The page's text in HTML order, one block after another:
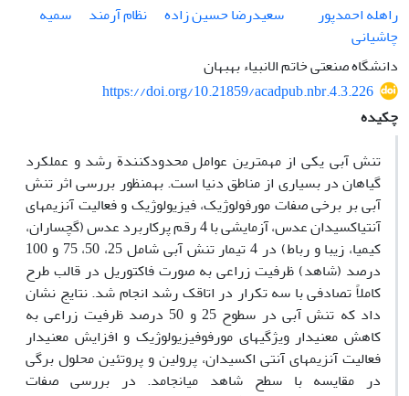
راهله احمدپور
سعیدرضا حسین زاده نظام آرمند
سمیه
چاشیانی
دانشگاه صنعتی خاتم الانبیاء بهبهان
https://doi.org/10.21859/acadpub.nbr.4.3.226
چکیده
تنش آبی یکی ازمهم­ترین عواملمحدودکنندة رشد و عمل­کرد
گیاهاندربسیاری ازمناطقدنیا است.به­منظور بررسیاثرتنش
آبیبربرخیصفاتمورفولوژیک، فیزیولوژیک و فعالیت آنزیم­های
آنتی­اکسیدانعدس، آزمایشی با4رقمپرکاربرد عدس (گچساران،
کیمیا، زیبا و رباط) در4تیمارتنشآبی
شامل 25، 50، 75 و 100
درصد (شاهد) ظرفیت زراعی به صورتفاکتوریل درقالبطرح
کاملاًتصادفیبا سهتکرار در اتاقک رشد انجامشد.نتایج نشان
داد که تنش آبی در سطوح 25 و 50 درصد ظرفیت زراعی به
کاهش معنی­دار ویژگی­های مورفوفیزیولوژیک و افزایش معنی­دار
فعالیت آنزیم­های آنتی اکسیدان، پرولین و پروتئین محلول برگی
در مقایسه با سطح شاهد می­انجامد. در بررسی صفات